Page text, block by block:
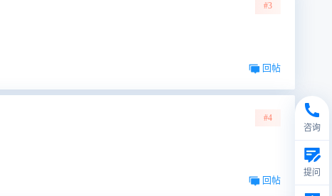
#3
回帖
#4
回帖
咨询
提问